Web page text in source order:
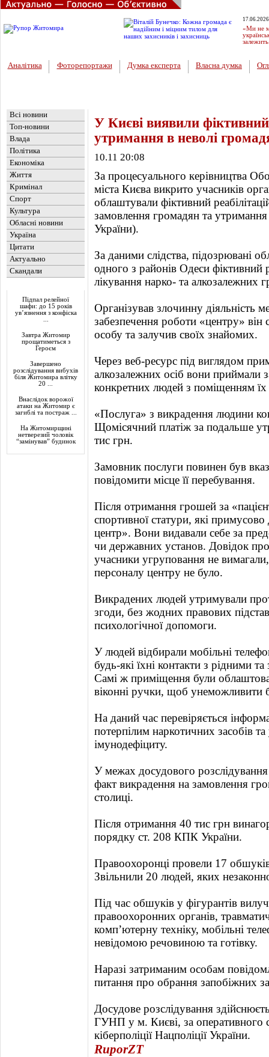
«Ми не
Аналітика Фоторепортажи Думка експерта Власна думка
Всі новини
Топ-новини
Влада
Політика
Економіка
Життя
Кримінал
Спорт
Культура
Обласні новини
Україна
Цитати
Актуально
Скандали
Підпал релейної
шафи: до 15 років
ув’язнення з конфіска
Завтра Житомир
прощатиметься з
Героєм
Завершено
розслідування вибухів
біля Житомира влітку
20 ...
Внаслідок ворожої
атаки на Житомир є
загиблі та постраж ...
На Житомирщині
нетверезий чоловік
“замінував” будинок
У Києві виявили
утримання в неволі
10.11 20:08
За процесуального керівництва
міста Києва викрито учасників
облаштували фіктивний
замовлення громадян та
України).
За даними слідства, підозрювані
одного з районів Одеси фіктивний
лікування нарко- та алкозалежних
Організував злочинну
забезпечення роботи «центру»
особу та залучив своїх знайомих.
Через веб-ресурс під виглядом
алкозалежних осіб вони приймали
конкретних людей з поміщенням їх
«Послуга» з викрадення людини
Щомісячний платіж за подальше
тис грн.
Замовник послуги повинен був
повідомити місце її перебування.
Після отримання грошей за
спортивної статури, які примусово
центр». Вони видавали себе за
чи державних установ. Довідок
учасники угруповання не
персоналу центру не було.
Викрадених людей утримували
згоди, без жодних правових
психологічної допомоги.
У людей відбирали мобільні
будь-які їхні контакти з рідними
Самі ж приміщення були
віконні ручки, щоб унеможливити
На даний час перевіряється
потерпілим наркотичних засобів
імунодефіциту.
У межах досудового
факт викрадення на замовлення
столиці.
Після отримання 40 тис грн
порядку ст. 208 КПК України.
Правоохоронці провели 17
Звільнили 20 людей, яких
Під час обшуків у фігурантів
правоохоронних органів,
комп’ютерну техніку, мобільні
невідомою речовиною та готівку.
Наразі затриманим особам
питання про обрання запобіжних
Досудове розслідування
ГУНП у м. Києві, за оперативного
кіберполіції Нацполіції України.
RuporZT